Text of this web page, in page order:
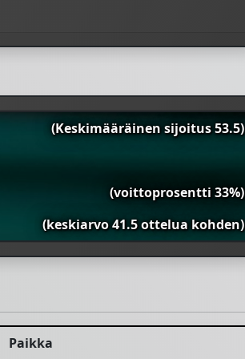
(Keskimääräinen sijoitus 53.5)
(voittoprosentti 33%)
(keskiarvo 41.5 ottelua kohden)
Paikka